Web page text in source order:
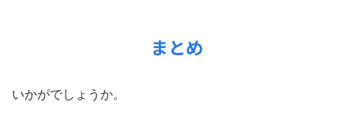
まとめ
いかがでしょうか。